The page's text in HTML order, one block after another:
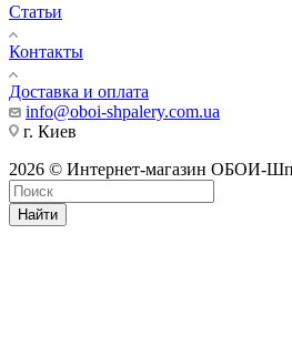
Статьи
Контакты
Доставка и оплата
info@oboi-shpalery.com.ua
г. Киев
2026 © Интернет-магазин ОБОИ-
Найти